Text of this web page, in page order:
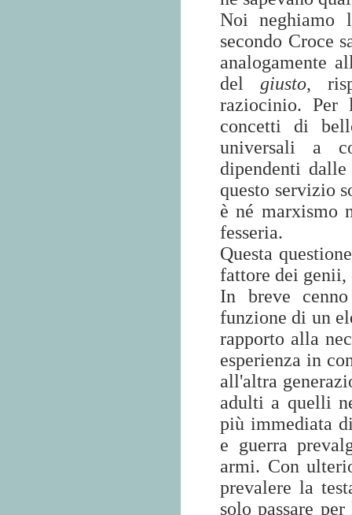
Noi
secondo Croce
analogamente
del giusto,
raziocinio. Per
concetti di
universali a
dipendenti
questo servizio
è né marxismo
fesseria.
Questa
fattore dei
In breve
funzione di un
rapporto alla
esperienza in
all'altra
adulti a quelli
più immediata
e guerra
armi. Con
prevalere la
solo passare